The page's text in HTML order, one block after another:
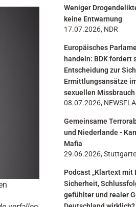
Weniger
keine Entwarnung
17.07.2026, NDR
Europäisches
handeln: BDK fordert
Entscheidung zur
Ermittlungsansätze
sexuellen
08.07.2026,
Gemeinsame
und Niederlande -
Mafia
29.06.2026,
Podcast „Klartext mit
Sicherheit,
gefühlter und realer